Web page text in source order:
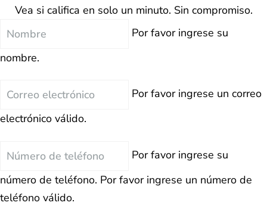
Vea si califica en solo un minuto. Sin compromiso.
Nombre
Por favor ingrese su
nombre.
Correo
Por favor ingrese un correo
electrónico válido.
Teléfono
Por favor ingrese su
número de teléfono. Por favor ingrese un número de
teléfono válido.